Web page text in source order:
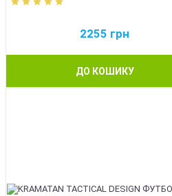
2255 грн
ДО КОШИКУ